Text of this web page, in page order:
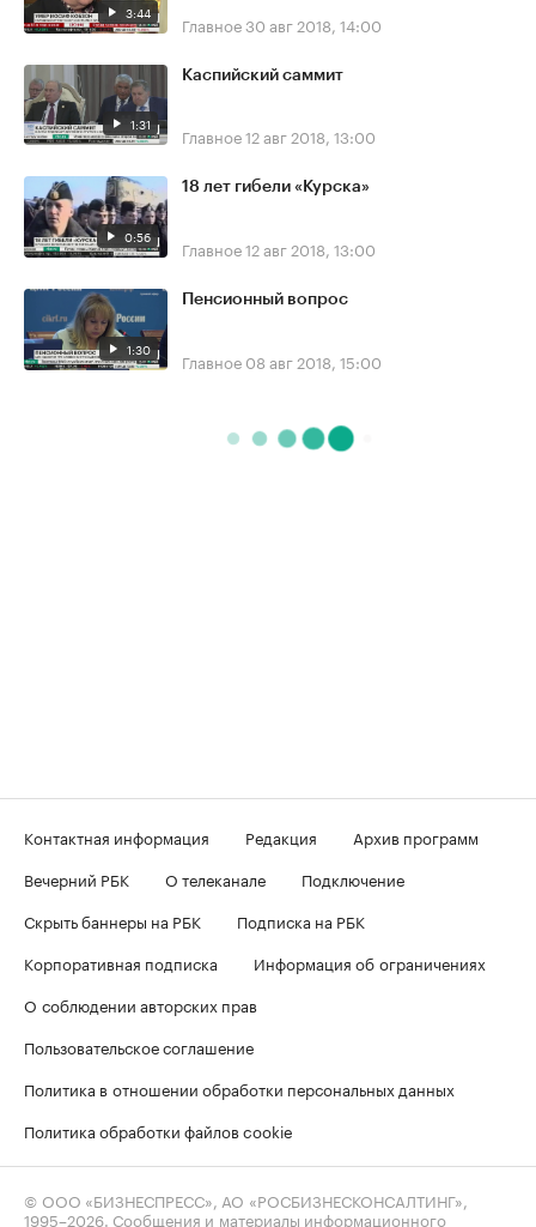
3:44 Главное30 авг 2018, 14:00
1:31
Каспийский саммит
Главное12 авг 2018, 13:00
0:56
18 лет гибели «Курска»
Главное12 авг 2018, 13:00
1:30
Пенсионный вопрос
Главное 08 авг 2018, 15:00
Контактная информация Редакция
Архив программ
Вечерний РБК
О телеканале
Подключение
Скрыть баннеры на РБК
Подписка на РБК
Корпоративная подписка
Информация об ограничениях
О соблюдении авторских прав
Пользовательское соглашение
Политика в отношении обработки персональных данных
Политика обработки файлов cookie
© ООО «БИЗНЕСПРЕСС», АО «РОСБИЗНЕСКОНСАЛТИНГ»,
1995–2026 . Сообщения и материалы информационного